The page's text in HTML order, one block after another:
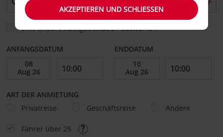
Eine andere Rückgabestation auswählen
ANFANGSDATUM ENDDATUM
ART DER ANMIETUNG
Privatreise
Geschäftsreise Andere
Fahrer über 25
AKZEPTIEREN UND SCHLIESSEN